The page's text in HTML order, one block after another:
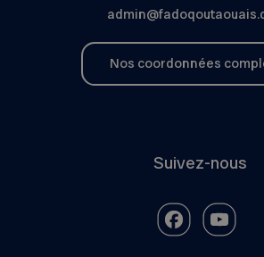
Nos coordonnées
Suivez-nous